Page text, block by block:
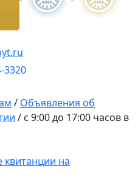
3320
/ Объявления об
/ с 9:00 до 17:00 часов в
квитанции на